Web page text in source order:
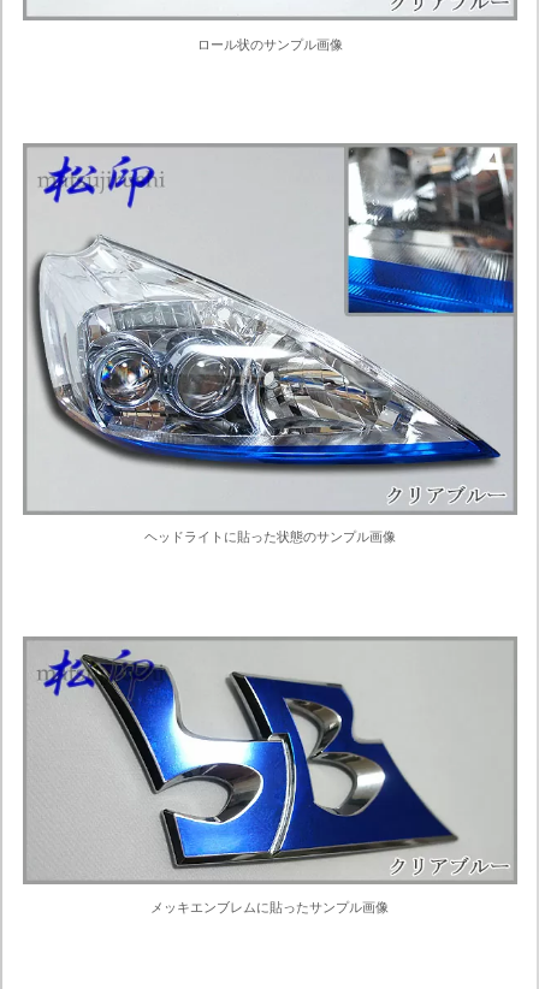
ロール状のサンプル画像
ヘッドライトに貼った状態のサンプル画像
メッキエンブレムに貼ったサンプル画像